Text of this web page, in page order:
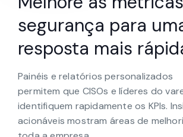
Melhore as métricas
segurança para
resposta mais rápida.
Painéis e relatórios personalizados
permitem que CISOs e líderes do
identifiquem rapidamente os KPIs.